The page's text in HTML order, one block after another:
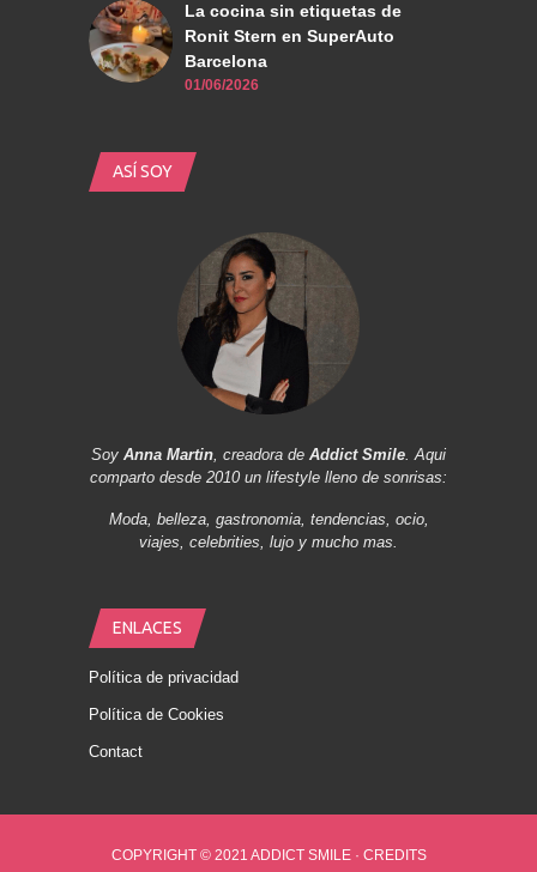
La cocina sin etiquetas de
Ronit Stern en SuperAuto
Barcelona
01/06/2026
ASÍ SOY
Soy Anna Martin, creadora de Addict Smile. Aqui
comparto desde 2010 un lifestyle lleno de sonrisas:
Moda, belleza, gastronomia, tendencias, ocio,
viajes, celebrities, lujo y mucho mas.
ENLACES
Política de privacidad
Política de Cookies
Contact
COPYRIGHT © 2021 ADDICT SMILE · CREDITS